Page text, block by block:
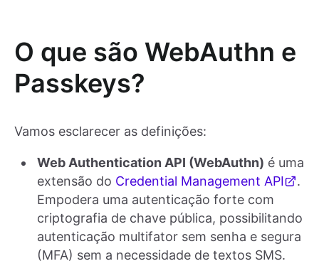
O que são WebAuthn e
Passkeys?
Vamos esclarecer as definições:
Web Authentication API (WebAuthn) é uma
extensão do Credential Management API
.
Empodera uma autenticação forte com
criptografia de chave pública, possibilitando
autenticação multifator sem senha e segura
(MFA) sem a necessidade de textos SMS.